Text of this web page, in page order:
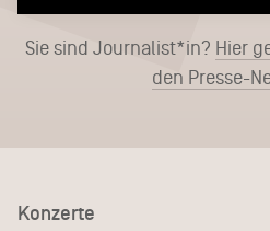
Sie sind Journalist*in? Hier
den Presse-
Konzerte